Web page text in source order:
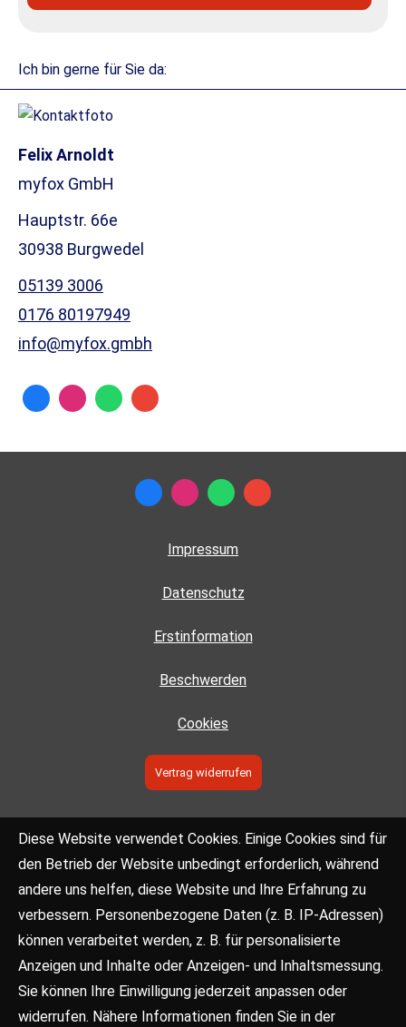
Ich bin gerne für Sie da:
Felix Arnoldt
myfox GmbH
Hauptstr. 66e
30938 Burgwedel
05139 3006
0176 80197949
info@myfox.gmbh
Impressum
Datenschutz
Erstinformation
Beschwerden
Cookies
Vertrag widerrufen
Diese Website verwendet Cookies. Einige Cookies sind für
den Betrieb der Website unbedingt erforderlich, während
andere uns helfen, diese Website und Ihre Erfahrung zu
verbessern. Personenbezogene Daten (z. B. IP-Adressen)
können verarbeitet werden, z. B. für personalisierte
Anzeigen und Inhalte oder Anzeigen- und Inhaltsmessung.
Sie können Ihre Einwilligung jederzeit anpassen oder
widerrufen. Nähere Informationen finden Sie in der